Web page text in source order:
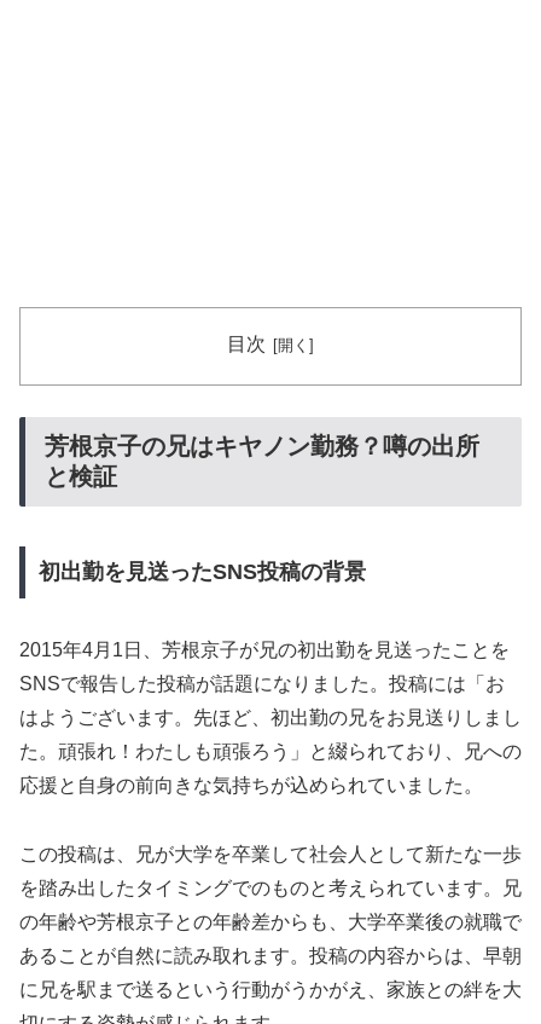
目次
芳根京子の兄はキヤノン勤務？噂の出所
と検証
初出勤を見送ったSNS投稿の背景
2015年4月1日、芳根京子が兄の初出勤を見送ったことを
SNSで報告した投稿が話題になりました。投稿には「お
はようございます。先ほど、初出勤の兄をお見送りしまし
た。頑張れ！わたしも頑張ろう」と綴られており、兄への
応援と自身の前向きな気持ちが込められていました。
この投稿は、兄が大学を卒業して社会人として新たな一歩
を踏み出したタイミングでのものと考えられています。兄
の年齢や芳根京子との年齢差からも、大学卒業後の就職で
あることが自然に読み取れます。投稿の内容からは、早朝
に兄を駅まで送るという行動がうかがえ、家族との絆を大